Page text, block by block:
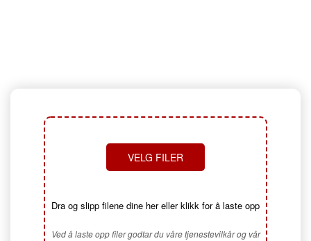
VELG FILER
Dra og slipp filene dine her eller klikk for å laste opp
Ved å laste opp filer godtar du våre tjenestevilkår og vår